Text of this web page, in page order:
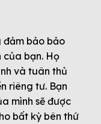
đảm bảo bảo
của bạn. Họ
và tuân thủ
riêng tư. Bạn
mình sẽ được
bất kỳ bên thứ